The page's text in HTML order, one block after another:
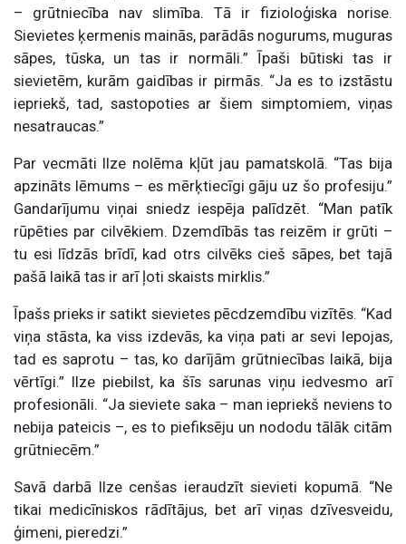
– grūtniecība nav slimība. Tā ir fizioloģiska norise.
Sievietes ķermenis mainās, parādās nogurums, muguras
sāpes, tūska, un tas ir normāli.” Īpaši būtiski tas ir
sievietēm, kurām gaidības ir pirmās. “Ja es to izstāstu
iepriekš, tad, sastopoties ar šiem simptomiem, viņas
nesatraucas.”
Par vecmāti Ilze nolēma kļūt jau pamatskolā. “Tas bija
apzināts lēmums – es mērķtiecīgi gāju uz šo profesiju.”
Gandarījumu viņai sniedz iespēja palīdzēt. “Man patīk
rūpēties par cilvēkiem. Dzemdībās tas reizēm ir grūti –
tu esi līdzās brīdī, kad otrs cilvēks cieš sāpes, bet tajā
pašā laikā tas ir arī ļoti skaists mirklis.”
Īpašs prieks ir satikt sievietes pēcdzemdību vizītēs. “Kad
viņa stāsta, ka viss izdevās, ka viņa pati ar sevi lepojas,
tad es saprotu – tas, ko darījām grūtniecības laikā, bija
vērtīgi.” Ilze piebilst, ka šīs sarunas viņu iedvesmo arī
profesionāli. “Ja sieviete saka – man iepriekš neviens to
nebija pateicis –, es to piefiksēju un nododu tālāk citām
grūtniecēm.”
Savā darbā Ilze cenšas ieraudzīt sievieti kopumā. “Ne
tikai medicīniskos rādītājus, bet arī viņas dzīvesveidu,
ģimeni, pieredzi.”